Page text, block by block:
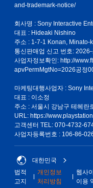
and-trademark-notice/
회사명 : Sony Interactive
대표 : Hideaki Nishino
주소 : 1-7-1 Konan, Minato-
통신판매업 신고 번호:
사업자정보확인: http://
apvPermMgtNo=2026공정
마케팅대행사업자 : Sony
대표 : 이소정
주소 : 서울시 강남구 테헤란
URL: https://
고객센터 TEL: 070-4732-
사업자등록번호 : 106-86-
대한민국
법적
고지
개인정보
처리방침
웹사
이용